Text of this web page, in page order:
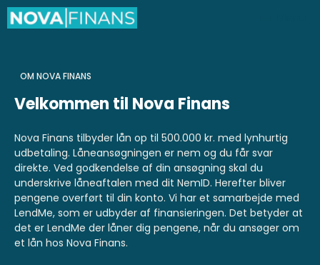
OM NOVA FINANS
Velkommen til Nova Finans
Nova Finans tilbyder lån op til 500.000 kr. med lynhurtig
udbetaling. Låneansøgningen er nem og du får svar
direkte. Ved godkendelse af din ansøgning skal du
underskrive låneaftalen med dit NemID. Herefter bliver
pengene overført til din konto. Vi har et samarbejde med
LendMe, som er udbyder af finansieringen. Det betyder at
det er LendMe der låner dig pengene, når du ansøger om
et lån hos Nova Finans.